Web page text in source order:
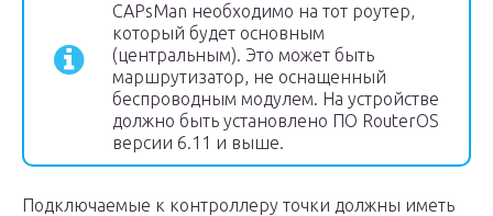
CAPsMan необходимо на тот роутер,
который будет основным
(центральным). Это может быть
маршрутизатор, не оснащенный
беспроводным модулем. На устройстве
должно быть установлено ПО RouterOS
версии 6.11 и выше.
Подключаемые к контроллеру точки должны иметь